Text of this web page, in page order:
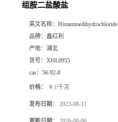
组胺二盐酸盐
英文名称： Histaminedihydrochloride
品牌： 鑫红利
产地： 湖北
货号： XHL0955
cas： 56-92-8
价格： ￥1/千克
发布日期： 2023-08-11